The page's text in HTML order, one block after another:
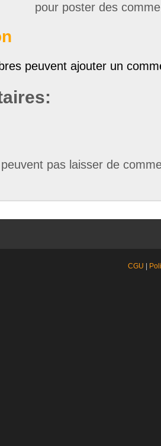
pour poster des
peuvent ajouter un
pas laisser de
CGU